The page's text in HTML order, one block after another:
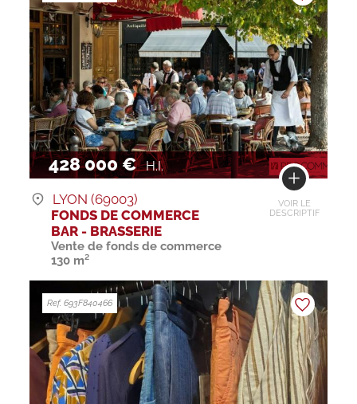
428 000 € H.I.
VOIR LE
DESCRIPTIF
LYON (69003)
FONDS DE COMMERCE
BAR - BRASSERIE
Vente de fonds de commerce
130 m²
Ref. 693F840466